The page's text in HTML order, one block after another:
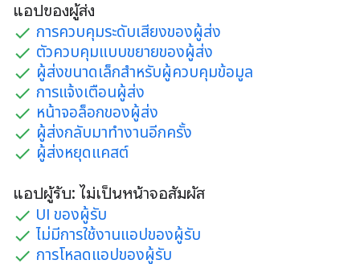
แอปของผู้ส่ง
การควบคุมระดับเสียงของผู้ส่ง
ตัวควบคุมแบบขยายของผู้ส่ง
ผู้ส่งขนาดเล็กสําหรับผู้ควบคุมข้อมูล
การแจ้งเตือนผู้ส่ง
หน้าจอล็อกของผู้ส่ง
ผู้ส่งกลับมาทํางานอีกครั้ง
ผู้ส่งหยุดแคสต์
แอปผู้รับ: ไม่เป็นหน้าจอสัมผัส
UI ของผู้รับ
ไม่มีการใช้งานแอปของผู้รับ
การโหลดแอปของผู้รับ